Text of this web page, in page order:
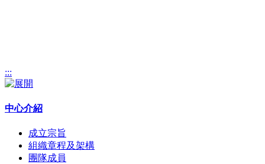
:::
中心介紹
成立宗旨
組織章程及架構
團隊成員